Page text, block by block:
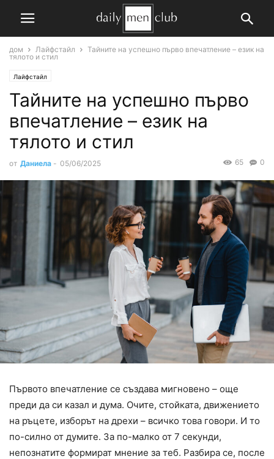
дом Лайфстайл
Тайните на успешно първо впечатление – език на
тялото и стил
Лайфстайл
Тайните на успешно първо
впечатление – език на
тялото и стил
от Даниела - 05/06/2025 0
65
Първото впечатление се създава мигновено – още
преди да си казал и дума. Очите, стойката, движението
на ръцете, изборът на дрехи – всичко това говори. И то
по-силно от думите. За по-малко от 7 секунди,
непознатите формират мнение за теб. Разбира се, после